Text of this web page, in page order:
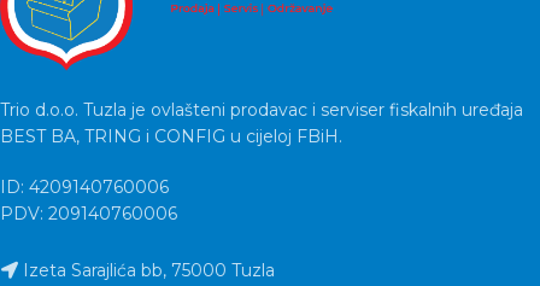
Trio d.o.o. Tuzla je ovlašteni prodavac i serviser fiskalnih uređaja
BEST BA, TRING i CONFIG u cijeloj FBiH.
ID: 4209140760006
PDV: 209140760006
Izeta Sarajlića bb, 75000 Tuzla